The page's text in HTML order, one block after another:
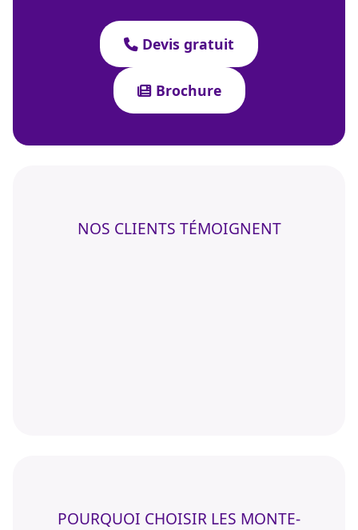
Devis gratuit
Brochure
NOS CLIENTS TÉMOIGNENT
POURQUOI CHOISIR LES MONTE-